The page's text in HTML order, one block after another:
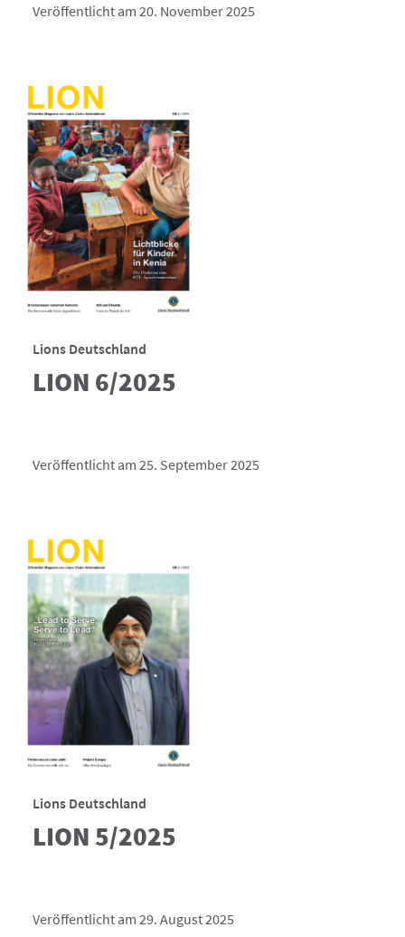
Veröffentlicht am 20. November 2025
Lions Deutschland
LION 6/2025
Veröffentlicht am 25. September 2025
Lions Deutschland
LION 5/2025
Veröffentlicht am 29. August 2025